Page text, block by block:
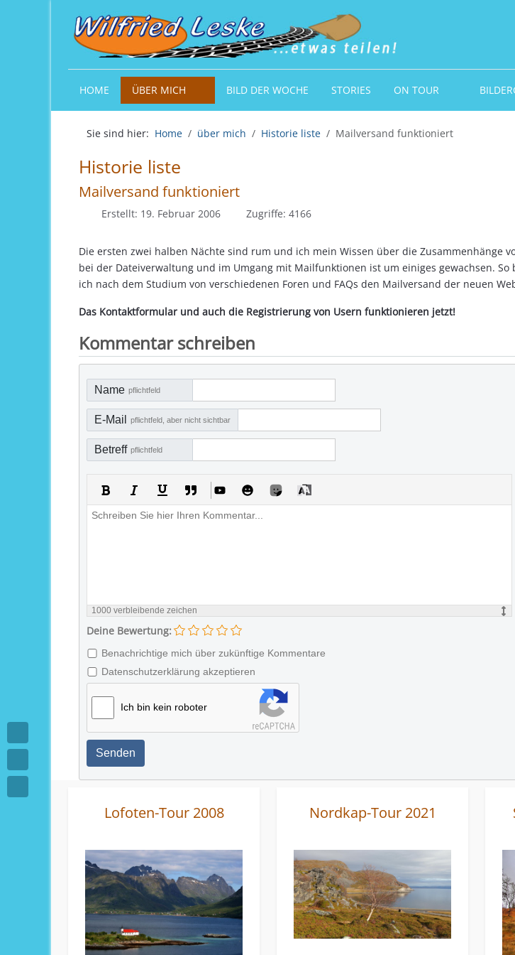
HOME ÜBER MICH BILD DER WOCHE STORIES ON TOUR
Sie sind hier: Home über mich Historie liste Mailversand funktioniert
Historie liste
Mailversand funktioniert
Erstellt: 19. Februar 2006 Zugriffe: 4166
Die ersten zwei halben Nächte sind rum und ich mein Wissen über die Zusammenhänge
bei der Dateiverwaltung und im Umgang mit Mailfunktionen ist um einiges gewachsen. So
ich nach dem Studium von verschiedenen Foren und FAQs den Mailversand der neuen
Das Kontaktformular und auch die Registrierung von Usern funktionieren jetzt!
Kommentar schreiben
Name pflichtfeld
E-Mail pflichtfeld, aber nicht sichtbar
Betreff pflichtfeld
1000 verbleibende zeichen
Deine Bewertung:
Benachrichtige mich über zukünftige Kommentare
Datenschutzerklärung akzeptieren
Ich bin kein roboter
Senden
Lofoten-Tour 2008 Nordkap-Tour 2021